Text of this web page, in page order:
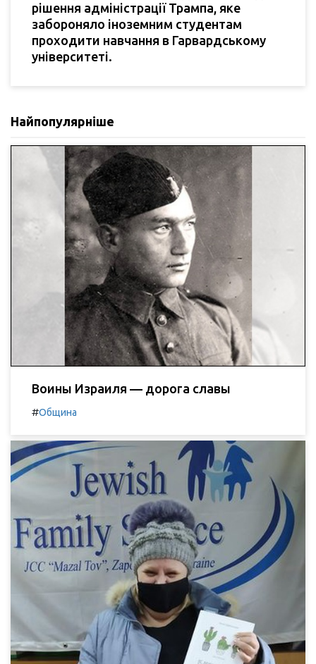
рішення адміністрації Трампа, яке
забороняло іноземним студентам
проходити навчання в Гарвардському
університеті.
Найпопулярніше
Воины Израиля — дорога славы
#Община